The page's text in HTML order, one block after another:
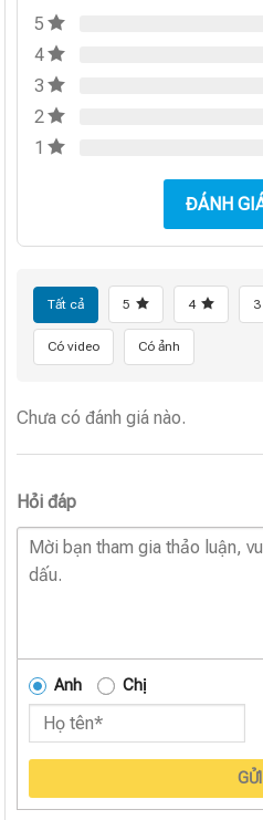
5
4
3
2
1
ĐÁNH
Tất cả 5 4 3
Có video Có ảnh
Chưa có đánh giá nào.
Hỏi đáp
Anh Chị
GỬI